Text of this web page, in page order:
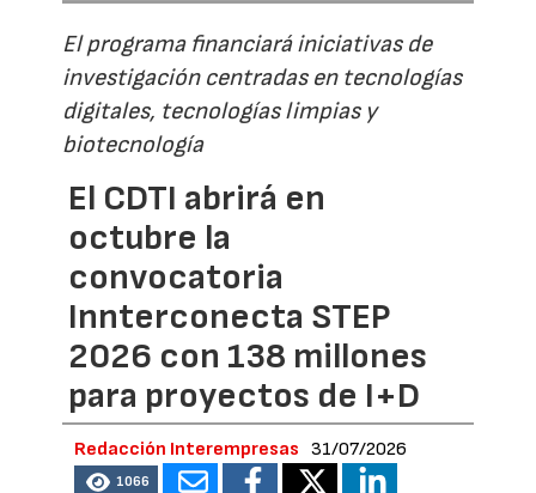
El programa financiará iniciativas de
investigación centradas en tecnologías
digitales, tecnologías limpias y
biotecnología
El CDTI abrirá en
octubre la
convocatoria
Innterconecta STEP
2026 con 138 millones
para proyectos de I+D
Redacción Interempresas 31/07/2026
1066